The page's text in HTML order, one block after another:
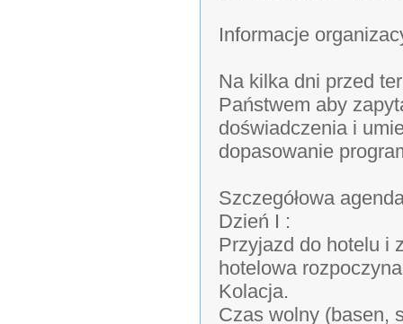
Informacje
Na kilka dni przed
Państwem aby
doświadczenia i
dopasowanie
Szczegółowa
Dzień I :
Przyjazd do hotelu i
hotelowa
Kolacja.
Czas wolny (basen,